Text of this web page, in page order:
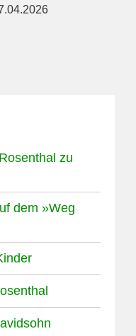
zu
dem »Weg